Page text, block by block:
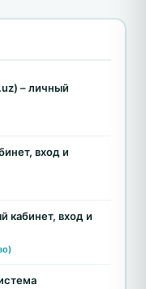
– личный
вход и
кабинет, вход и